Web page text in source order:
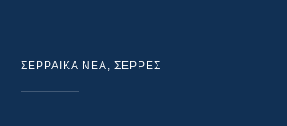
ΣΕΡΡΑΙΚΑ ΝΕΑ, ΣΕΡΡΕΣ